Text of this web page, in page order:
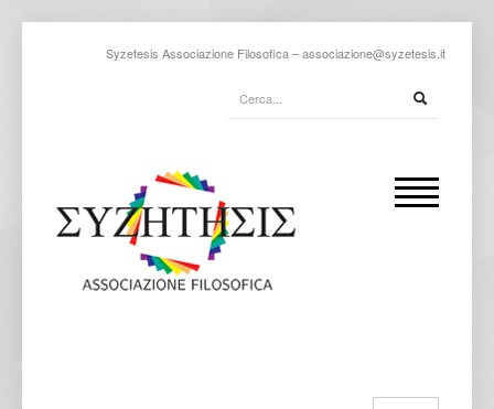
Syzetesis Associazione Filosofica –associazione@syzetesis.it